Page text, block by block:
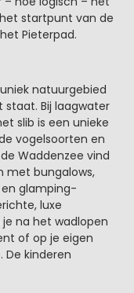
startpunt van de
Pieterpad.
natuurgebied
staat. Bij laagwater
slib is een unieke
vogelsoorten en
Waddenzee vind
met bungalows,
glamping-
luxe
na het wadlopen
of op je eigen
De kinderen